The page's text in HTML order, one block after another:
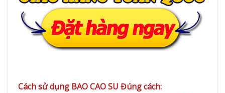
Cách sử dụng BAO CAO SU Đúng cách: